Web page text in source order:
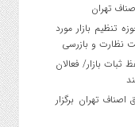
تهران
تنظیم بازار مورد
نظارت و بازرسی
بازار/ فعالان
تهران برگزار